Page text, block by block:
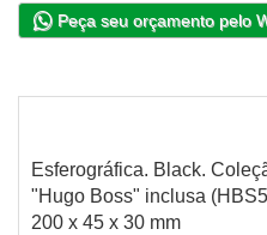
Peça seu orçamento pelo
Esferográfica. Black.
"Hugo Boss" inclusa
200 x 45 x 30 mm